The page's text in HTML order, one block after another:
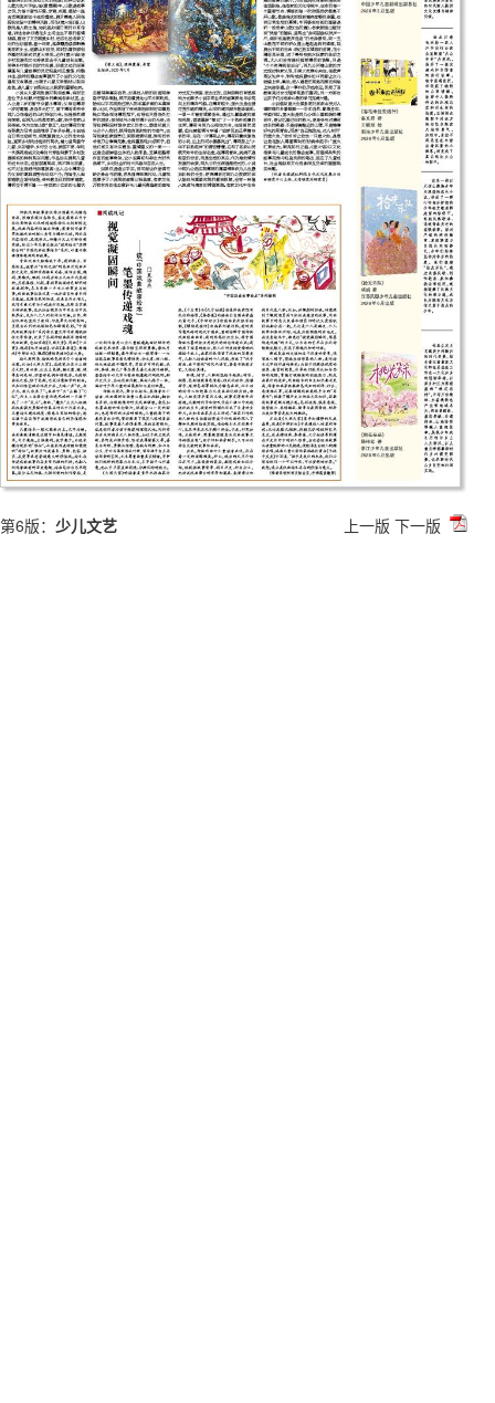
第6版： 少儿文艺 上一版 下一版